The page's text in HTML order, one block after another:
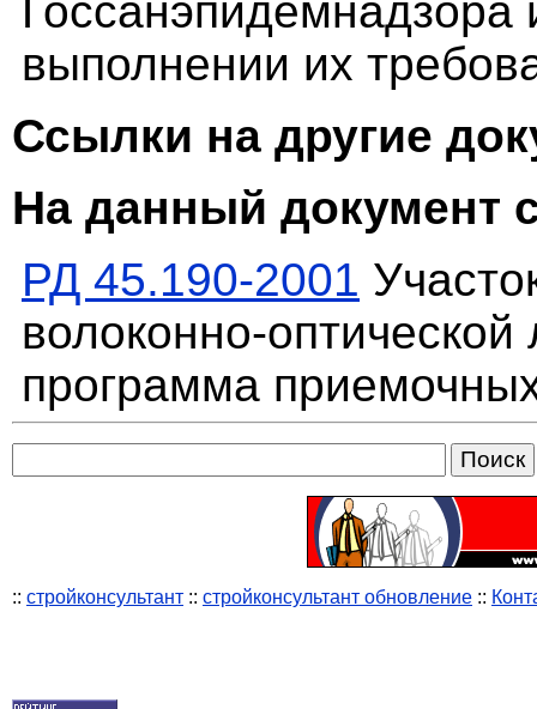
Госсанэпидемнадзора
выполнении их
Ссылки на другие
На данный документ
РД 45.190-2001
волоконно-
программа
:: стройконсультант :: стройконсультант обновление ::